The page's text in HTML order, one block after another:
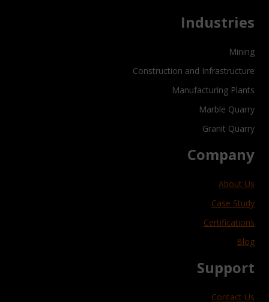
Industries
Mining
Construction and Infrastructure
Manufacturing Plants
Marble Quarry
Granit Quarry
Company
About Us
Case Study
Certifications
Blog
Support
Contact Us